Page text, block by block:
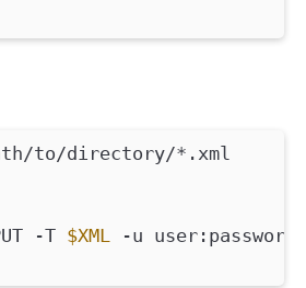
to/directory/*.xml
-T $XML
-u user:password